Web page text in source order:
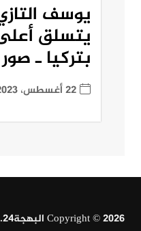
يوسف
يتسلق
بتركيا ـ صور
22 أغسطس، 2023
Copyright © 2026 البهجة24. All rights reserved.